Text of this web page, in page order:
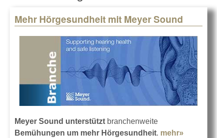
Mehr Hörgesundheit mit Meyer Sound
Meyer Sound unterstützt branchenweite
Bemühungen um mehr Hörgesundheit. mehr»
Pages